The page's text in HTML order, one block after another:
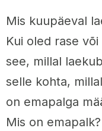
Mis kuupäeval
Kui oled rase
see, millal
selle kohta,
on emapalga
Mis on emapalk?